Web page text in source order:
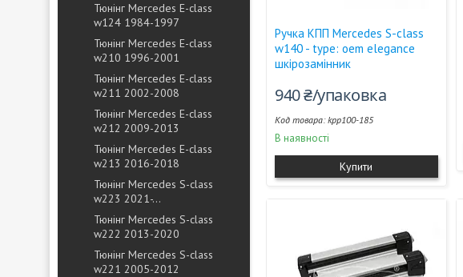
Тюнінг Mercedes E-class
w124 1984-1997
Тюнінг Mercedes E-class
w210 1996-2001
Тюнінг Mercedes E-class
w211 2002-2008
Тюнінг Mercedes E-class
w212 2009-2013
Тюнінг Mercedes E-class
w213 2016-2018
Тюнінг Mercedes S-class
w223 2021-...
Тюнінг Mercedes S-class
w222 2013-2020
Тюнінг Mercedes S-class
w221 2005-2012
Ручка КПП Mercedes S-сlass
w140 - type: oem elegance
шкірозамінник
940 ₴/упаковка
kpp100-185
В наявності
Купити